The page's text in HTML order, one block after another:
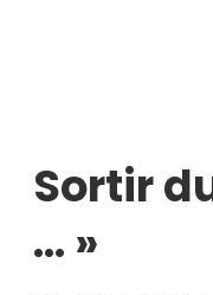
Sortir
… »